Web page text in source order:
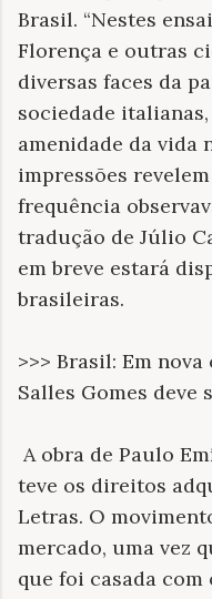
Brasil. “Nestes
Florença e outras
diversas faces da
sociedade
amenidade da vida
impressões
frequência
tradução de Júlio
em breve estará
brasileiras.
>>> Brasil: Em
Salles Gomes deve
A obra de Paulo
teve os direitos
Letras. O
mercado, uma vez
que foi casada